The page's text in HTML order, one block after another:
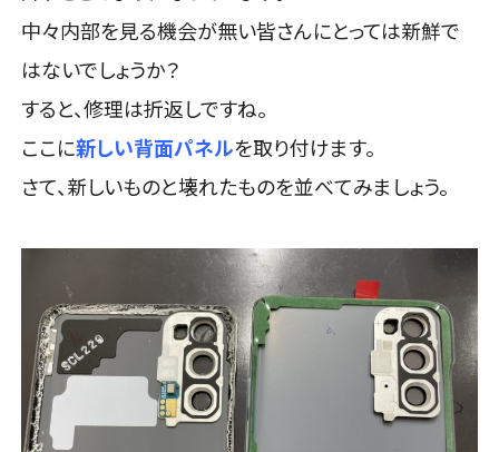
中々内部を見る機会が無い皆さんにとっては新鮮で
はないでしょうか？
すると、修理は折返しですね。
ここに新しい背面パネルを取り付けます。
さて、新しいものと壊れたものを並べてみましょう。